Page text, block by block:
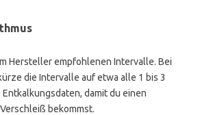
Hersteller empfohlenen Intervalle. Bei
die Intervalle auf etwa alle 1 bis 3
damit du einen
bekommst.